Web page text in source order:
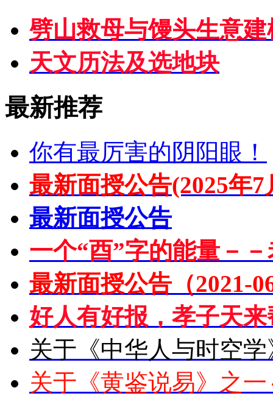
劈山救母与馒头生意建
天文历法及选地块
最新推荐
你有最厉害的阴阳眼！
最新面授公告(2025年
最新面授公告
一个“酉”字的能量－
最新面授公告（2021-
好人有好报，孝子天来
关于《中华人与时空
关于《黄鉴说易》之